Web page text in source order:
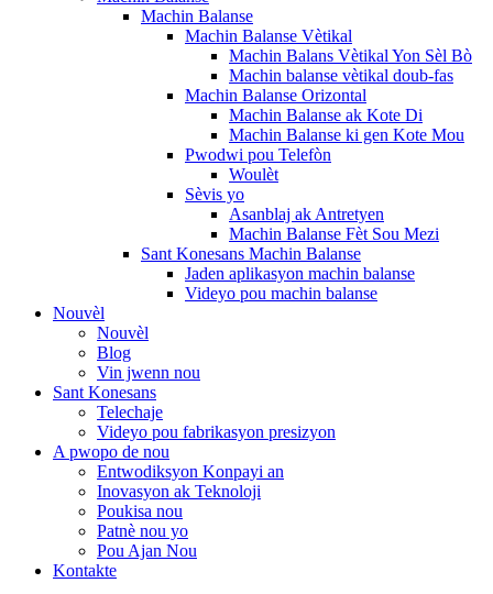
Machin Balanse
Machin Balanse Vètikal
Machin Balans Vètikal Yon Sèl Bò
Machin balanse vètikal doub-fas
Machin Balanse Orizontal
Machin Balanse ak Kote Di
Machin Balanse ki gen Kote Mou
Pwodwi pou Telefòn
Woulèt
Sèvis yo
Asanblaj ak Antretyen
Machin Balanse Fèt Sou Mezi
Sant Konesans Machin Balanse
Jaden aplikasyon machin balanse
Videyo pou machin balanse
Nouvèl
Nouvèl
Blog
Vin jwenn nou
Sant Konesans
Telechaje
Videyo pou fabrikasyon presizyon
A pwopo de nou
Entwodiksyon Konpayi an
Inovasyon ak Teknoloji
Poukisa nou
Patnè nou yo
Pou Ajan Nou
Kontakte